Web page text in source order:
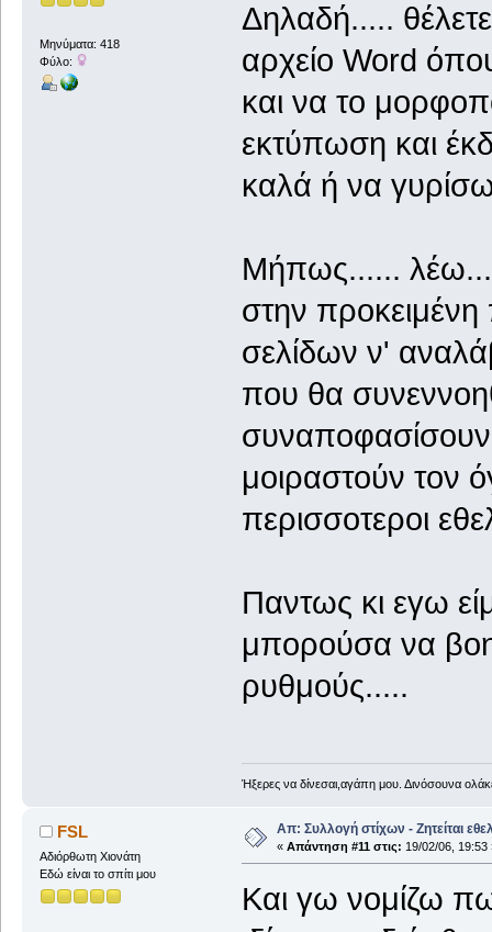
Μηνύματα: 418
Φύλο:
Δηλαδή.....
αρχείο Word όπου
και να το
εκτύπωση και
καλά ή να
Μήπως......
στην
σελίδων ν'
που θα
συναποφασίσουν
μοιραστούν τον
περισσοτεροι
Παντως κι εγω
μπορούσα να
ρυθμούς.....
Ήξερες να δίνεσαι,αγάπη μου. Δινόσουνα
FSL
Αδιόρθωτη Xιονάτη
Εδώ είναι το σπίτι μου
Απ: Συλλογή στίχων - Ζητείται
« Απάντηση #11 στις: 19/02/06, 19:53
Και γω νομίζω